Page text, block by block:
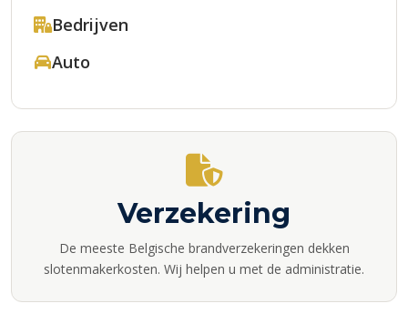
Bedrijven
Auto
Verzekering
De meeste Belgische brandverzekeringen dekken
slotenmakerkosten. Wij helpen u met de administratie.